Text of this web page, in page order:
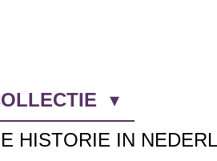
HISTORIE IN